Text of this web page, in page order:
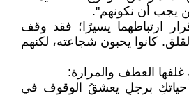
يجب أن نكونهم".
ارتباطهما يسيرًا؛ فقد وقف
كانوا يحبون شجاعته، لكنهم
غلفها العطف والمرارة:
حياتكِ برجلٍ يعشقُ الوقوف في